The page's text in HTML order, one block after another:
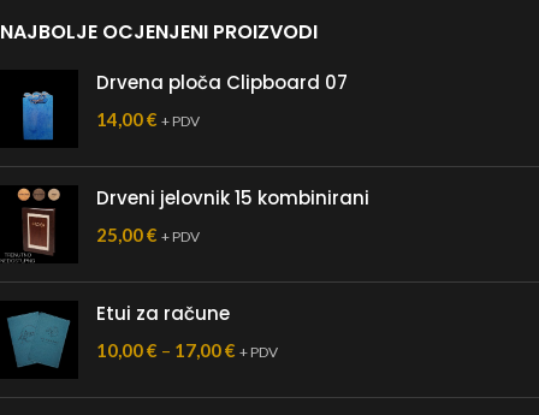
NAJBOLJE OCJENJENI PROIZVODI
Drvena ploča Clipboard 07
14,00€ + PDV
Drveni jelovnik 15 kombinirani
25,00€ + PDV
Etui za račune
10,00€ – 17,00€ + PDV